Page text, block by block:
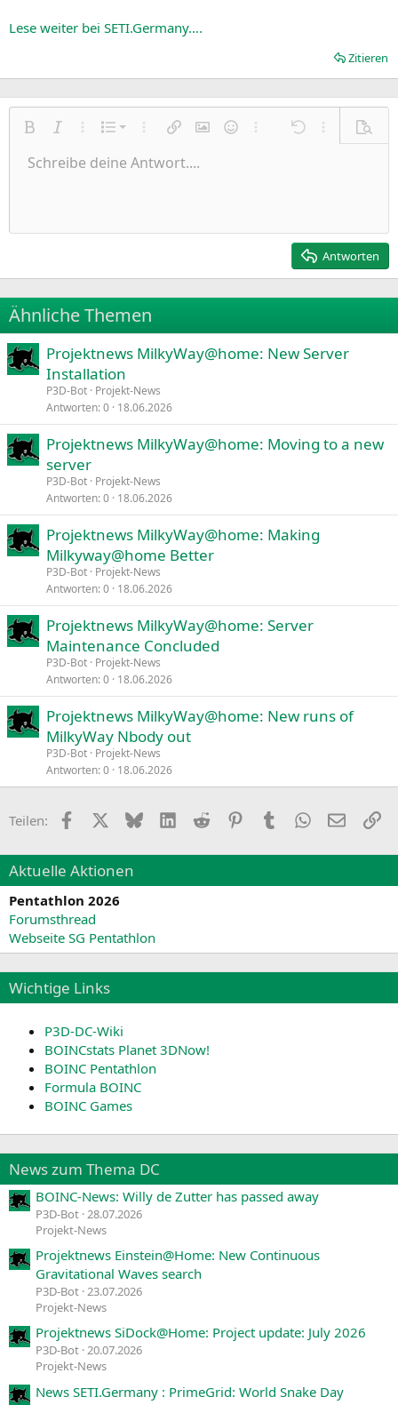
Lese weiter bei SETI.Germany....
Zitieren
Fett KursivWeitere Einstellungen…
Liste
Nummerierte Liste
Ungeordnete Liste
Weitere Einstellungen…
Link einfügen
Bild einfügen
SmileysWeitere Einstellungen…
Rückgängig
Weitere
Schriftgröße
9
22
26
TextfarbeSchriftfamilie
Arial
Times New Roman
Trebuchet MS
Verdana
Durchgestrichen
Unterstrichen
Inline-Code
AusrichtungLinksbündig
Paragraph format
Normal
Heading 2
ZitatMedienTabelle einfügen
Insert horizontal line
SpoilerCode
Wiederholen
BBCode umschalten
Formatierung entfernen
EntwürfeEntwurf speichern
Schreibe deine Antwort....
Antworten
Ähnliche Themen
Projektnews MilkyWay@home: New Server
Installation
P3D-Bot Projekt-News
Antworten 0 18.06.2026
Projektnews MilkyWay@home: Moving to a new
server
P3D-Bot Projekt-News
Antworten 0 18.06.2026
Projektnews MilkyWay@home: Making
Milkyway@home Better
P3D-Bot Projekt-News
Antworten 0 18.06.2026
Projektnews MilkyWay@home: Server
Maintenance Concluded
P3D-Bot Projekt-News
Antworten 0 18.06.2026
Projektnews MilkyWay@home: New runs of
MilkyWay Nbody out
P3D-Bot Projekt-News
Antworten 0 18.06.2026
Teilen: Facebook BlueskyLinkedIn
Reddit PinterestTumblr WhatsApp
E-Mail
Aktuelle Aktionen
Pentathlon 2026
Forumsthread
Webseite SG Pentathlon
Wichtige Links
P3D-DC-Wiki
BOINCstats Planet 3DNow!
BOINC Pentathlon
Formula BOINC
BOINC Games
News zum Thema DC
BOINC-News: Willy de Zutter has passed away
P3D-Bot 28.07.2026
Projekt-News
Projektnews Einstein@Home: New Continuous
Gravitational Waves search
P3D-Bot 23.07.2026
Projekt-News
Projektnews SiDock@Home: Project update: July 2026
P3D-Bot 20.07.2026
Projekt-News
News SETI.Germany : PrimeGrid: World Snake Day